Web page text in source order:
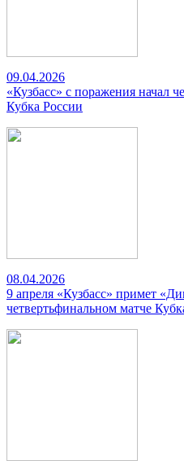
09.04.2026
«Кузбасс» с поражения начал
Кубка России
08.04.2026
9 апреля «Кузбасс» примет
четвертьфинальном матче